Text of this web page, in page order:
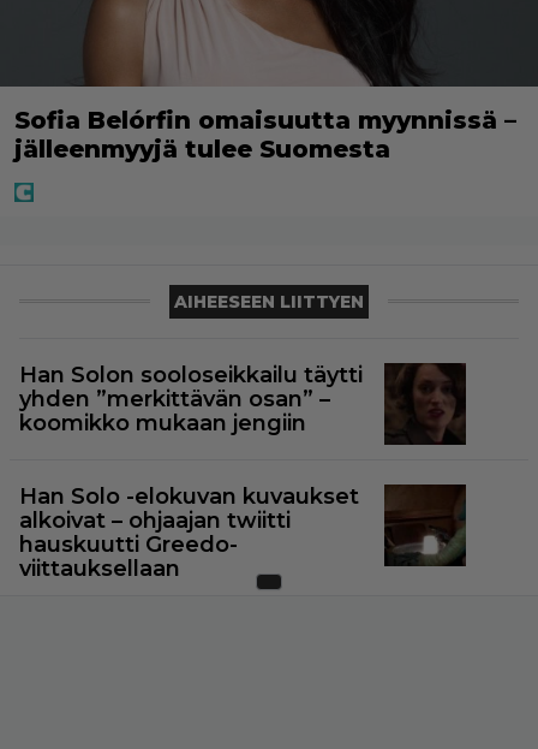
Sofia Belórfin omaisuutta myynnissä –
jälleenmyyjä tulee Suomesta
AIHEESEEN LIITTYEN
Han Solon sooloseikkailu täytti
yhden ”merkittävän osan” –
koomikko mukaan jengiin
Han Solo -elokuvan kuvaukset
alkoivat – ohjaajan twiitti
hauskuutti Greedo-
viittauksellaan